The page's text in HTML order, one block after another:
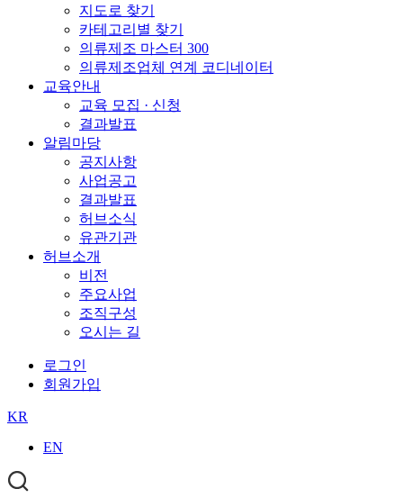
지도로 찾기
카테고리별 찾기
의류제조 마스터 300
의류제조업체 연계 코디네이터
교육안내
교육 모집 · 신청
결과발표
알림마당
공지사항
사업공고
결과발표
허브소식
유관기관
허브소개
비전
주요사업
조직구성
오시는 길
로그인
회원가입
KR
EN